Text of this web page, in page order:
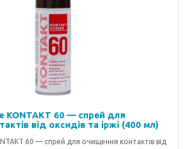
KONTAKT 60 — спрей для
від оксидів та іржі (400 мл)
60 — спрей для очищення контактів від